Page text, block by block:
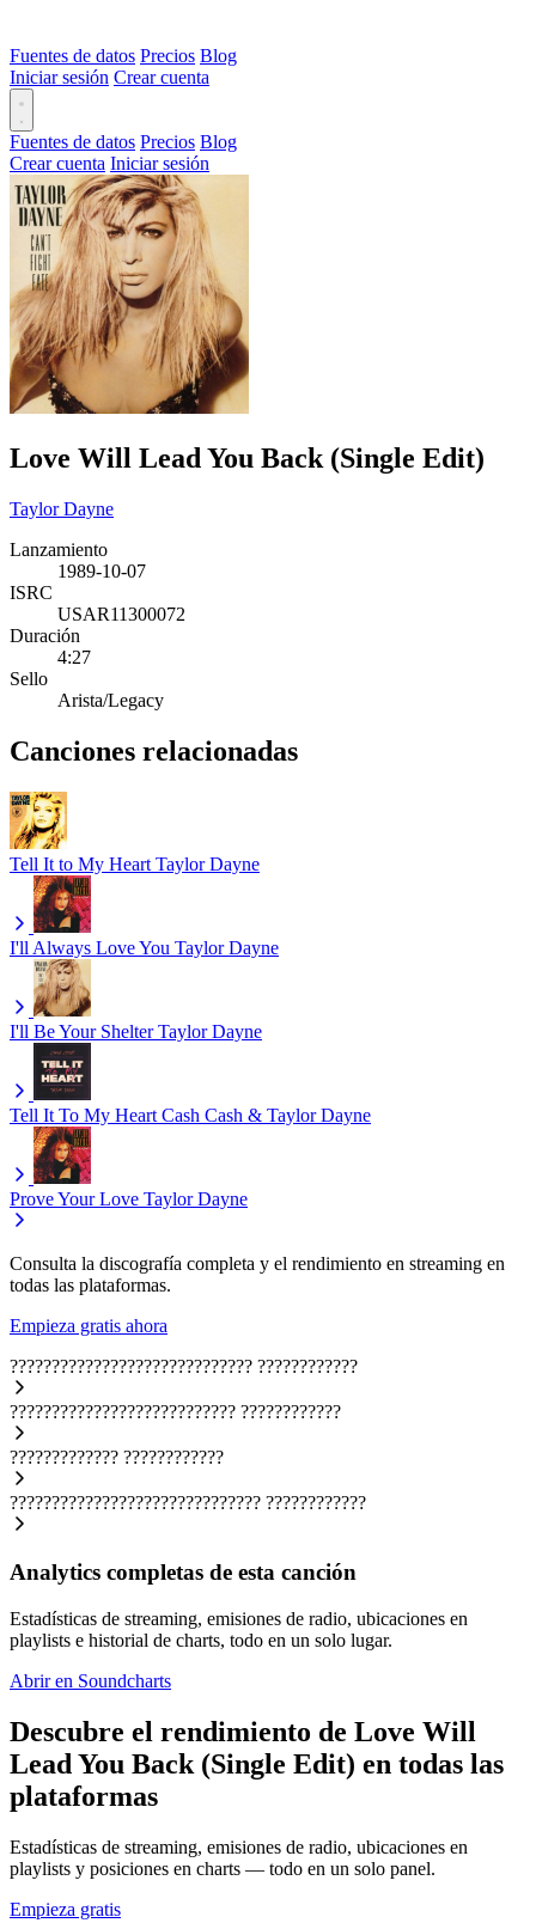
Fuentes de datos Precios Blog
Iniciar sesión Crear cuenta
Fuentes de datos Precios Blog
Crear cuenta Iniciar sesión
Love Will Lead You Back (Single Edit)
Taylor Dayne
Lanzamiento
1989-10-07
ISRC
USAR11300072
Duración
4:27
Sello
Arista/Legacy
Canciones relacionadas
Tell It to My Heart Taylor Dayne
I'll Always Love You Taylor Dayne
I'll Be Your Shelter Taylor Dayne
Tell It To My Heart Cash Cash & Taylor Dayne
Prove Your Love Taylor Dayne
Consulta la discografía completa y el rendimiento en streaming en
todas las plataformas.
Empieza gratis ahora
????????????????????????????? ????????????
??????????????????????????? ????????????
????????????? ????????????
?????????????????????????????? ????????????
Analytics completas de esta canción
Estadísticas de streaming, emisiones de radio, ubicaciones en
playlists e historial de charts, todo en un solo lugar.
Abrir en Soundcharts
Descubre el rendimiento de Love Will
Lead You Back (Single Edit) en todas las
plataformas
Estadísticas de streaming, emisiones de radio, ubicaciones en
playlists y posiciones en charts — todo en un solo panel.
Empieza gratis